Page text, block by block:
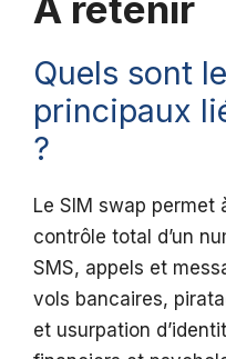
Quels sont
principaux
?
Le SIM swap permet
contrôle total d’un
SMS, appels et
vols bancaires,
et usurpation